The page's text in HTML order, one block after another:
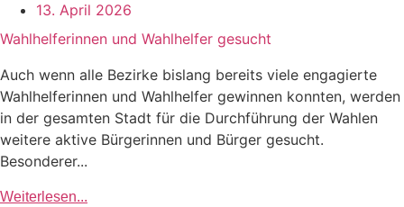
13. April 2026
Wahlhelferinnen und Wahlhelfer gesucht
Auch wenn alle Bezirke bislang bereits viele engagierte
Wahlhelferinnen und Wahlhelfer gewinnen konnten, werden
in der gesamten Stadt für die Durchführung der Wahlen
weitere aktive Bürgerinnen und Bürger gesucht.
Besonderer...
Weiterlesen...